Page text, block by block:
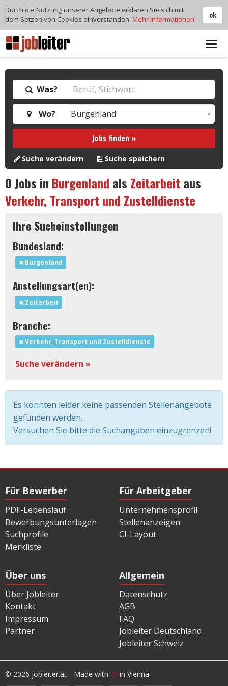
Was?
Wo?
Jobs finden »
Suche verändern Suche speichern
0Jobs in Burgenland als Zeitarbeitaus
Verkehr, Transport und Zustelldienste
Ihre Sucheinstellungen
Bundesland:
Burgenland
Anstellungsart(en):
Zeitarbeit
Branche:
Verkehr, Transport und Zustelldienste
Suche verändern »
Es konnten leider keine passenden Stellenangebote
gefunden werden.
Versuchen Sie bitte die Suchangaben einzugrenzen!
Für Bewerber
PDF-Lebenslauf
Bewerbungsunterlagen
Suchprofile
Merkliste
Für Arbeitgeber
Unternehmensprofil
Stellenanzeigen
CI-Layout
Über uns
Über Jobleiter
Kontakt
Impressum
Partner
Allgemein
Datenschutz
AGB
FAQ
Jobleiter Deutschland
Jobleiter Schweiz
© 2026 jobleiter.at Made with in Vienna
ok
Durch die Nutzung unserer Angebote erklären Sie sich mit
dem Setzen von Cookies einverstanden. Mehr Informationen